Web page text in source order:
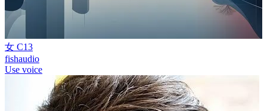
女 C13
fishaudio
Use voice